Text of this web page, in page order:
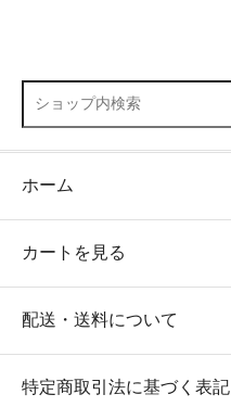
ホーム
カートを見る
配送・送料について
特定商取引法に基づく表記